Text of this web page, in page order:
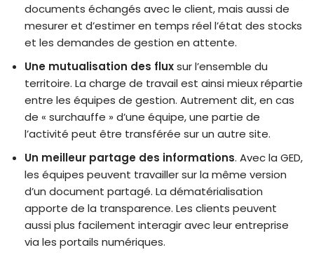
documents échangés avec le client, mais aussi de
mesurer et d’estimer en temps réel l’état des stocks
et les demandes de gestion en attente.
Une mutualisation des fluxsur l’ensemble du
territoire. La charge de travail est ainsi mieux répartie
entre les équipes de gestion. Autrement dit, en cas
de « surchauffe » d’une équipe, une partie de
l’activité peut être transférée sur un autre site.
Un meilleur partage des informations. Avec la GED,
les équipes peuvent travailler sur la même version
d’un document partagé. La dématérialisation
apporte de la transparence. Les clients peuvent
aussi plus facilement interagir avec leur entreprise
via les portails numériques.